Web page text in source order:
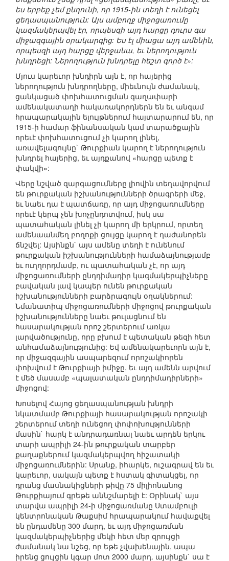
ես երբեք չեմ ընդունի, որ 1915-ին տեղի է ունեցել
ցեղասպանություն: Այս ամբողջ միջոցառումը
կազմակերպվել էր, որպեսզի այդ հարցը դուրս գա
միջազգային օրակարգից: Ես էլ միացա այդ ամենին,
որպեսզի այդ հարցը վերջանա, եւ ներողություն
խնդրեցի: Ներողություն խնդրելը հեշտ գործ է»:
Մյուս կարեւոր խնդիրն այն է, որ հայերից
ներողություն խնդրողները, միեւնույն ժամանակ,
ցանկացած փոխհատուցման գաղափարի
ամենակատաղի հակառակորդներն են եւ անգամ
հրապարակային ելույթներում հայտարարում են, որ
1915-ի համար ֆինանսական կամ տարածքային
որեւէ փոխհատուցում չի կարող լինել,
առավելագույնը` Թուրքիան կարող է ներողություն
խնդրել հայերից, եւ այդքանով «հարցը պետք է
փակվի»:
Վերը նշված զարգացումները լիովին տեղավորվում
են թուրքական իշխանությունների ծրագրերի մեջ,
եւ նաեւ դա է պատճառը, որ այդ միջոցառումները
որեւէ կերպ չեն խոչընդոտվում, իսկ սա
պատահական լինել չի կարող մի երկրում, որտեղ
ամենաանմեղ բողոքի ցույցը կարող է դաժանորեն
ճնշվել: Այսինքն` այս ամենը տեղի է ունենում
թուրքական իշխանությունների համաձայնությամբ
եւ ուղղորդմամբ, ու պատահական չէ, որ այդ
միջոցառումների ընդդիմադիր կազմակերպիչները
բավական լավ կապեր ունեն թուրքական
իշխանությունների բարձրագույն օղակներում:
Նմանատիպ միջոցառումների միջոցով թուրքական
իշխանությունները նաեւ թուլացնում են
հասարակության որոշ շերտերում առկա
լարվածությունը, որը բխում է պետական թեզի հետ
անհամաձայնությունից: Եվ ամենակարեւորն այն է,
որ միջազգային ասպարեզում որոշակիորեն
փոխվում է Թուրքիայի իմիջը, եւ այդ ամենն արվում
է մեծ մասամբ «պալատական ընդդիմադիրների»
միջոցով:
Խոսելով Հայոց ցեղասպանության խնդրի
նկատմամբ Թուրքիայի հասարակության որոշակի
շերտերում տեղի ունեցող փոփոխությունների
մասին` հարկ է անդրադառնալ նաեւ արդեն երկու
տարի ապրիլի 24-ին թուրքական տարբեր
քաղաքներում կազմակերպվող հիշատակի
միջոցառումներին: Սրանք, իհարկե, ուշագրավ են եւ
կարեւոր, սակայն պետք է հստակ գիտակցել, որ
դրանց մասնակիցների թիվը 75 միլիոնանոց
Թուրքիայում գրեթե աննշմարելի է: Օրինակ` այս
տարվա ապրիլի 24-ի միջոցառմանը Ստամբուլի
կենտրոնական Թաքսիմ հրապարակում հավաքվել
են ընդամենը 300 մարդ, եւ այդ միջոցառման
կազմակերպիչներից մեկի հետ մեր զրույցի
ժամանակ նա նշեց, որ եթե չվախենային, ապա
իրենց ցույցին կգար մոտ 2000 մարդ. այսինքն` սա է